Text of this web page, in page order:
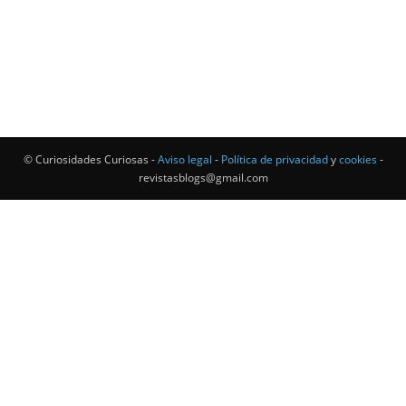
© Curiosidades Curiosas -Aviso legal - Política de privacidadycookies -
revistasblogs@gmail.com